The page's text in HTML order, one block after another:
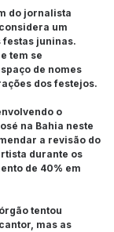
do jornalista
um
juninas.
tem se
de nomes
dos festejos.
o
na Bahia neste
a revisão do
durante os
de 40% em
tentou
mas as